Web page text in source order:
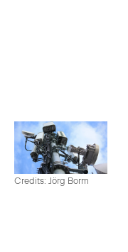
Credits: Jörg Borm